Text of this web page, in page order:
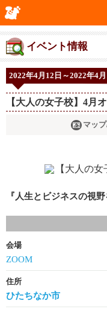
イベント情報
2022年4月12日～2022年4
【大人の女子校】4月
マッ
『人生とビジネスの視野
会場
ZOOM
住所
ひたちなか市